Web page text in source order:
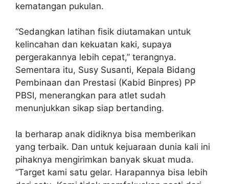
kematangan pukulan.
“Sedangkan latihan fisik diutamakan untuk
kelincahan dan kekuatan kaki, supaya
pergerakannya lebih cepat,” terangnya.
Sementara itu, Susy Susanti, Kepala Bidang
Pembinaan dan Prestasi (Kabid Binpres) PP
PBSI, menerangkan para atlet sudah
menunjukkan sikap siap bertanding.
Ia berharap anak didiknya bisa memberikan
yang terbaik. Dan untuk kejuaraan dunia kali ini
pihaknya mengirimkan banyak skuat muda.
“Target kami satu gelar. Harapannya bisa lebih